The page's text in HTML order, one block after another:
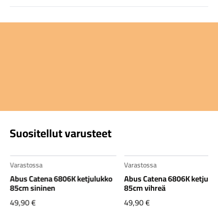
Suositellut varusteet
Varastossa
Abus Catena 6806K ketjulukko
85cm sininen
49,90€
Varastossa
Abus Catena 6806K
85cm vihreä
49,90€